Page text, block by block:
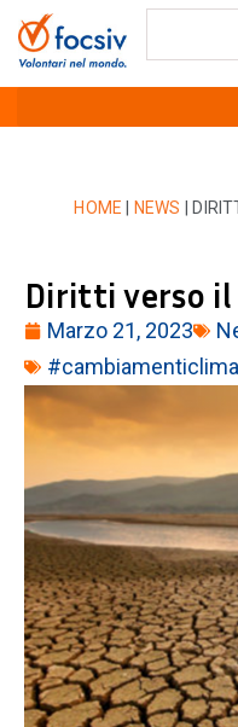
HOME NEWS
Diritti verso il
Marzo 21, 2023